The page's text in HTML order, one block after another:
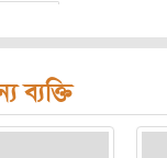
ব্যক্তি